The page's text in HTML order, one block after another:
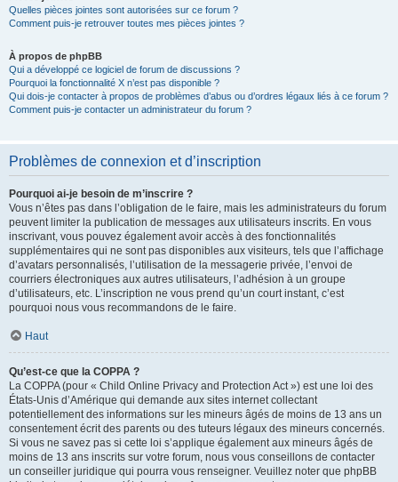
Quelles pièces jointes sont autorisées sur ce forum ?
Comment puis-je retrouver toutes mes pièces jointes ?
À propos de phpBB
Qui a développé ce logiciel de forum de discussions ?
Pourquoi la fonctionnalité X n’est pas disponible ?
Qui dois-je contacter à propos de problèmes d’abus ou d’ordres légaux liés à ce forum ?
Comment puis-je contacter un administrateur du forum ?
Problèmes de connexion et d’inscription
Pourquoi ai-je besoin de m’inscrire ?
Vous n’êtes pas dans l’obligation de le faire, mais les administrateurs du forum
peuvent limiter la publication de messages aux utilisateurs inscrits. En vous
inscrivant, vous pouvez également avoir accès à des fonctionnalités
supplémentaires qui ne sont pas disponibles aux visiteurs, tels que l’affichage
d’avatars personnalisés, l’utilisation de la messagerie privée, l’envoi de
courriers électroniques aux autres utilisateurs, l’adhésion à un groupe
d’utilisateurs, etc. L’inscription ne vous prend qu’un court instant, c’est
pourquoi nous vous recommandons de le faire.
Haut
Qu’est-ce que la COPPA ?
La COPPA (pour « Child Online Privacy and Protection Act ») est une loi des
États-Unis d’Amérique qui demande aux sites internet collectant
potentiellement des informations sur les mineurs âgés de moins de 13 ans un
consentement écrit des parents ou des tuteurs légaux des mineurs concernés.
Si vous ne savez pas si cette loi s’applique également aux mineurs âgés de
moins de 13 ans inscrits sur votre forum, nous vous conseillons de contacter
un conseiller juridique qui pourra vous renseigner. Veuillez noter que phpBB